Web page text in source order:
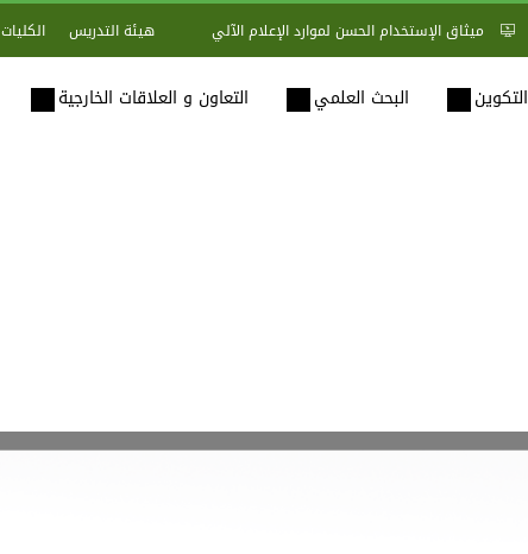
ميثاق الإستخدام الحسن لموارد الإعلام الآلي هيئة التدريس الكليات
التكوين البحث العلمي التعاون و العلاقات الخارجية